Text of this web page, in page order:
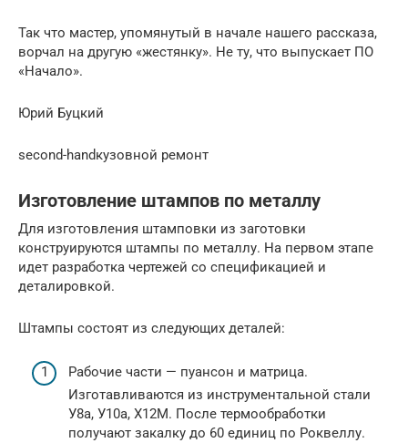
Так что мастер, упомянутый в начале нашего рассказа,
ворчал на другую «жестянку». Не ту, что выпускает ПО
«Начало».
Юрий Буцкий
second-handкузовной ремонт
Изготовление штампов по металлу
Для изготовления штамповки из заготовки
конструируются штампы по металлу. На первом этапе
идет разработка чертежей со спецификацией и
деталировкой.
Штампы состоят из следующих деталей:
Рабочие части — пуансон и матрица.
Изготавливаются из инструментальной стали
У8а, У10а, Х12М. После термообработки
получают закалку до 60 единиц по Роквеллу.